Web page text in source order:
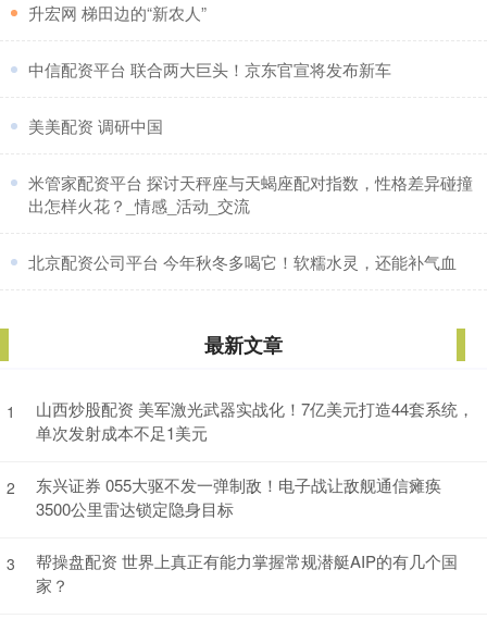
​升宏网 梯田边的“新农人”
​中信配资平台 联合两大巨头！京东官宣将发布新车
​美美配资 调研中国
​米管家配资平台 探讨天秤座与天蝎座配对指数，性格差异碰撞
出怎样火花？_情感_活动_交流
​北京配资公司平台 今年秋冬多喝它！软糯水灵，还能补气血
最新文章
1
山西炒股配资 美军激光武器实战化！7亿美元打造44套系统，
单次发射成本不足1美元
2
东兴证券 055大驱不发一弹制敌！电子战让敌舰通信瘫痪
3500公里雷达锁定隐身目标
3
帮操盘配资 世界上真正有能力掌握常规潜艇AIP的有几个国
家？